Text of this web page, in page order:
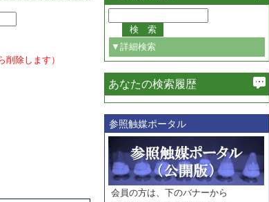
除します）
▼詳細検索
必ず含む
巻・号指定
巻
号
範囲指定
巻
号～
巻
号
あなたの検索履歴
参照触媒ポータル
会員の方は、下のバナーから